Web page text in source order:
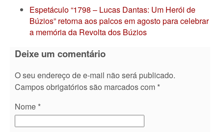
Espetáculo “1798 – Lucas Dantas: Um Herói de
Búzios” retorna aos palcos em agosto para celebrar
a memória da Revolta dos Búzios
Deixe um comentário
O seu endereço de e-mail não será publicado.
Campos obrigatórios são marcados com *
Nome *